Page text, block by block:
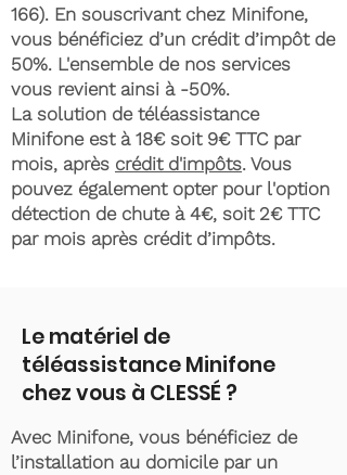
166). En souscrivant chez Minifone,
vous bénéficiez d’un crédit d’impôt de
50%. L'ensemble de nos services
vous revient ainsi à -50%.
La solution de téléassistance
Minifone est à 18€ soit 9€ TTC par
mois, après crédit d'impôts. Vous
pouvez également opter pour l'option
détection de chute à 4€, soit 2€ TTC
par mois après crédit d’impôts.
Le matériel de
téléassistance Minifone
chez vous à CLESSÉ ?
Avec Minifone, vous bénéficiez de
l’installation au domicile par un